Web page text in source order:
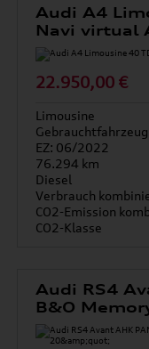
Audi A4
Navi virtual
22.950,00 €
Limousine
Gebrauchtfahrzeug
EZ: 06/2022
76.294 km
Diesel
Verbrauch
CO2-Emission
CO2-Klasse
Audi RS4
B&O